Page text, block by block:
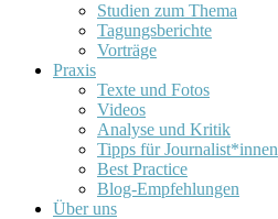
Studien zum Thema
Tagungsberichte
Vorträge
Praxis
Texte und Fotos
Videos
Analyse und Kritik
Tipps für Journalist*innen
Best Practice
Blog-Empfehlungen
Über uns